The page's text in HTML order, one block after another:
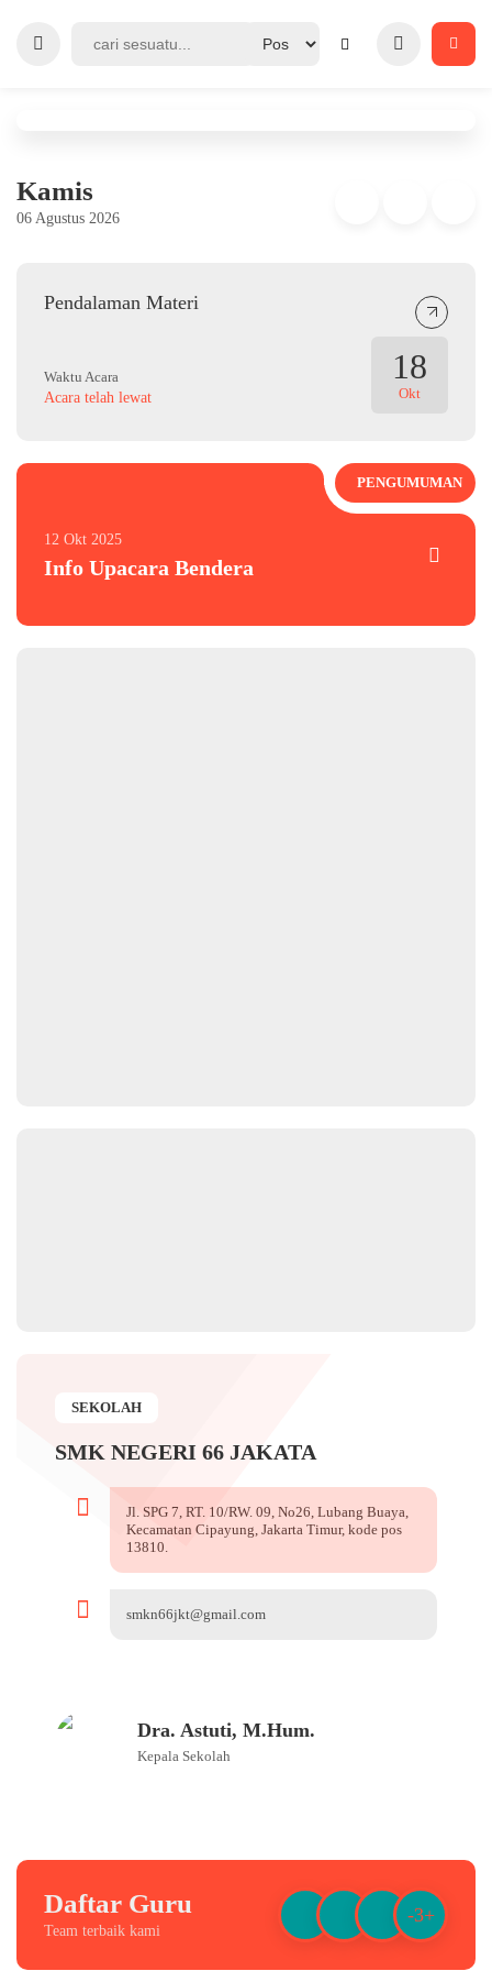
Kamis
06 Agustus 2026
Pendalaman Materi
18
Okt
Waktu Acara
Acara telah lewat
PENGUMUMAN
12 Okt 2025
Info Upacara Bendera
SEKOLAH
SMK NEGERI 66 JAKATA
Jl. SPG 7, RT. 10/RW. 09, No26, Lubang Buaya,
Kecamatan Cipayung, Jakarta Timur, kode pos
13810.
smkn66jkt@gmail.com
Dra. Astuti, M.Hum.
Kepala Sekolah
Daftar Guru
Team terbaik kami
-3+